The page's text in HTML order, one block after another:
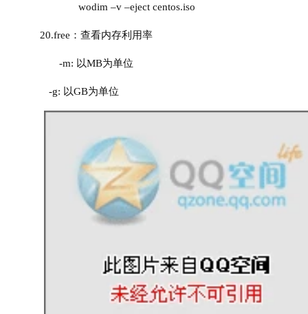
wodim –v –eject centos.iso
20.free：查看内存利用率
-m: 以MB为单位
-g: 以GB为单位